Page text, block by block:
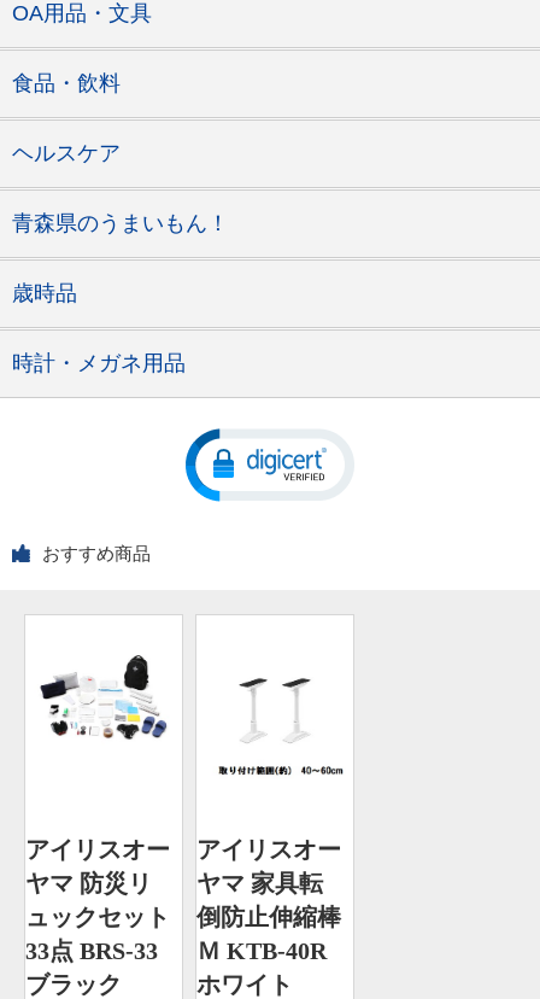
OA用品・文具
食品・飲料
ヘルスケア
青森県のうまいもん！
歳時品
時計・メガネ用品
おすすめ商品
アイリスオー
ヤマ 防災リ
ュックセット
33点 BRS-33
ブラック
アイリスオー
ヤマ 家具転
倒防止伸縮棒
Ｍ KTB-40R
ホワイト